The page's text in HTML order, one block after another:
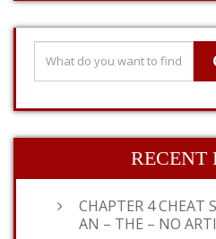
RECENT
CHAPTER 4 CHEAT
AN – THE – NO